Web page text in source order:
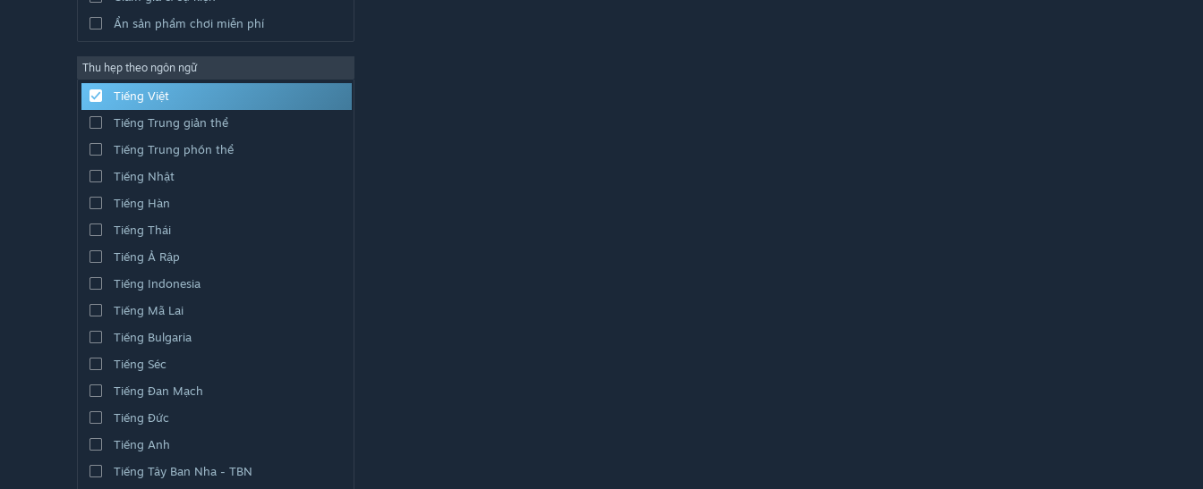
Ẩn sản phẩm chơi miễn phí
Thu hẹp theo ngôn ngữ
Tiếng Việt
Tiếng Trung giản thể
Tiếng Trung phồn thể
Tiếng Nhật
Tiếng Hàn
Tiếng Thái
Tiếng Ả Rập
Tiếng Indonesia
Tiếng Mã Lai
Tiếng Bulgaria
Tiếng Séc
Tiếng Đan Mạch
Tiếng Đức
Tiếng Anh
Tiếng Tây Ban Nha - TBN